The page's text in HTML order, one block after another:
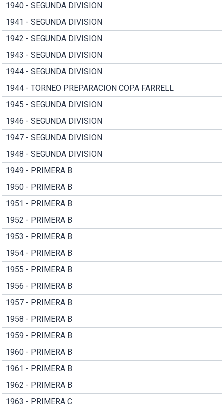
1940 - SEGUNDA DIVISION
1941 - SEGUNDA DIVISION
1942 - SEGUNDA DIVISION
1943 - SEGUNDA DIVISION
1944 - SEGUNDA DIVISION
1944 - TORNEO PREPARACION COPA FARRELL
1945 - SEGUNDA DIVISION
1946 - SEGUNDA DIVISION
1947 - SEGUNDA DIVISION
1948 - SEGUNDA DIVISION
1949 - PRIMERA B
1950 - PRIMERA B
1951 - PRIMERA B
1952 - PRIMERA B
1953 - PRIMERA B
1954 - PRIMERA B
1955 - PRIMERA B
1956 - PRIMERA B
1957 - PRIMERA B
1958 - PRIMERA B
1959 - PRIMERA B
1960 - PRIMERA B
1961 - PRIMERA B
1962 - PRIMERA B
1963 - PRIMERA C